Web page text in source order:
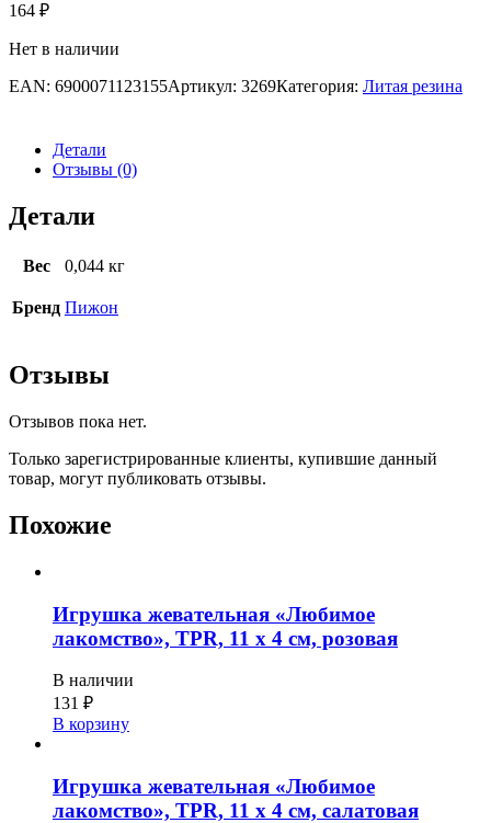
164 ₽
Нет в наличии
EAN: 6900071123155Артикул: 3269Категория: Литая резина
Детали
Отзывы (0)
Детали
Вес 0,044 кг
Бренд Пижон
Отзывы
Отзывов пока нет.
Только зарегистрированные клиенты, купившие данный
товар, могут публиковать отзывы.
Похожие
Игрушка жевательная «Любимое
лакомство», TPR, 11 х 4 см, розовая
В наличии
131 ₽
В корзину
Игрушка жевательная «Любимое
лакомство», TPR, 11 х 4 см, салатовая